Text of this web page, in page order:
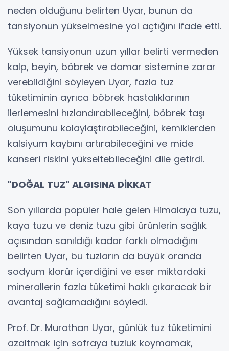
neden olduğunu belirten Uyar, bunun da
tansiyonun yükselmesine yol açtığını ifade etti.
Yüksek tansiyonun uzun yıllar belirti vermeden
kalp, beyin, böbrek ve damar sistemine zarar
verebildiğini söyleyen Uyar, fazla tuz
tüketiminin ayrıca böbrek hastalıklarının
ilerlemesini hızlandırabileceğini, böbrek taşı
oluşumunu kolaylaştırabileceğini, kemiklerden
kalsiyum kaybını artırabileceğini ve mide
kanseri riskini yükseltebileceğini dile getirdi.
"DOĞAL TUZ" ALGISINA DİKKAT
Son yıllarda popüler hale gelen Himalaya tuzu,
kaya tuzu ve deniz tuzu gibi ürünlerin sağlık
açısından sanıldığı kadar farklı olmadığını
belirten Uyar, bu tuzların da büyük oranda
sodyum klorür içerdiğini ve eser miktardaki
minerallerin fazla tüketimi haklı çıkaracak bir
avantaj sağlamadığını söyledi.
Prof. Dr. Murathan Uyar, günlük tuz tüketimini
azaltmak için sofraya tuzluk koymamak,